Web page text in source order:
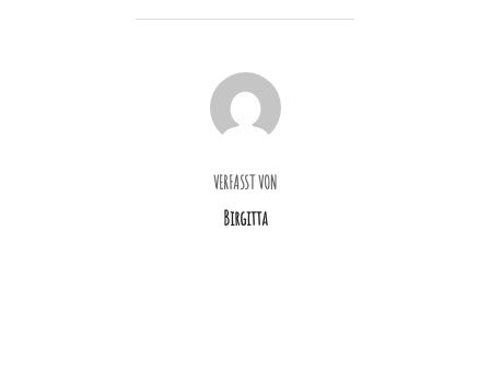
BEITRAGSAUTOR
VERFASST VON
Birgitta